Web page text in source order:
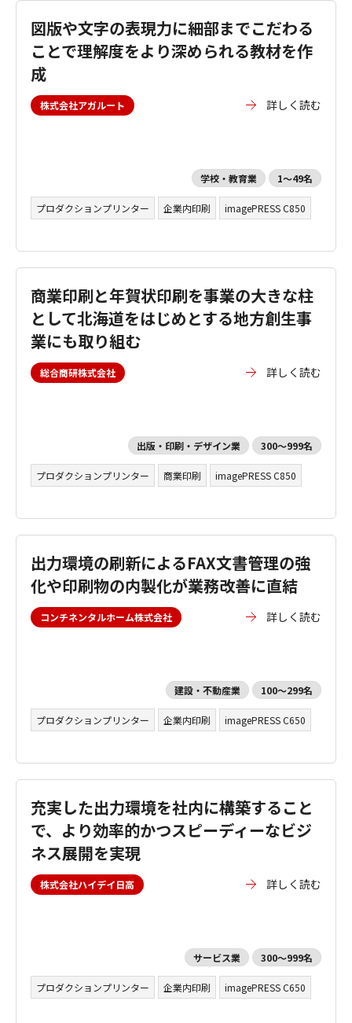
図版や文字の表現力に細部までこだわる
ことで理解度をより深められる教材を作
成
株式会社アガルート 詳しく読む
学校・教育業 1～49名
プロダクションプリンター 企業内印刷 imagePRESS C850
商業印刷と年賀状印刷を事業の大きな柱
として北海道をはじめとする地方創生事
業にも取り組む
総合商研株式会社 詳しく読む
出版・印刷・デザイン業 300～999名
プロダクションプリンター 商業印刷 imagePRESS C850
出力環境の刷新によるFAX文書管理の強
化や印刷物の内製化が業務改善に直結
コンチネンタルホーム株式会社 詳しく読む
建設・不動産業 100～299名
プロダクションプリンター 企業内印刷 imagePRESS C650
充実した出力環境を社内に構築すること
で、より効率的かつスピーディーなビジ
ネス展開を実現
株式会社ハイデイ日高 詳しく読む
サービス業 300～999名
プロダクションプリンター 企業内印刷 imagePRESS C650